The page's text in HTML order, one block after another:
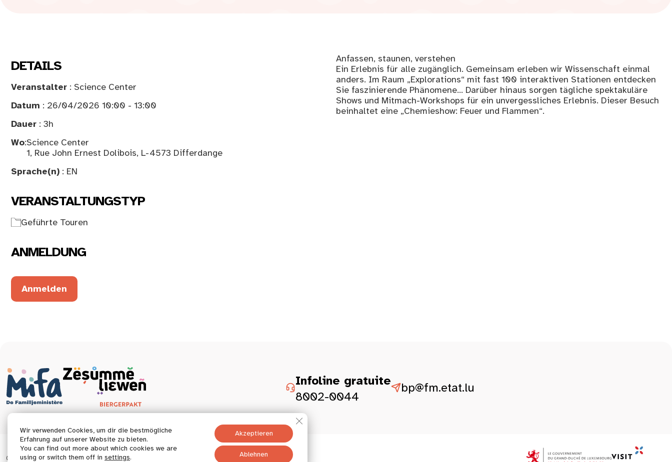
DETAILS
Veranstalter : Science Center
Datum : 26/04/2026 10:00 - 13:00
Dauer : 3h
Wo:Science Center
1, Rue John Ernest Dolibois, L-4573 Differdange
Sprache(n) : EN
VERANSTALTUNGSTYP
Geführte Touren
ANMELDUNG
Anmelden
Anfassen, staunen, verstehen
Ein Erlebnis für alle zugänglich. Gemeinsam erleben wir Wissenschaft einmal
anders. Im Raum „Explorations“ mit fast 100 interaktiven Stationen entdecken
Sie faszinierende Phänomene… Darüber hinaus sorgen tägliche spektakuläre
Shows und Mitmach-Workshops für ein unvergessliches Erlebnis. Dieser Besuch
beinhaltet eine „Chemieshow: Feuer und Flammen“.
Infoline gratuite
8002-0044
bp@fm.etat.lu
© 2026 Tous droits réservés.
Wir verwenden Cookies, um dir die bestmögliche
Erfahrung auf unserer Website zu bieten.
You can find out more about which cookies we are
using or switch them off in settings.
Akzeptieren
Ablehnen
GDPR Cookie-Banner schließen